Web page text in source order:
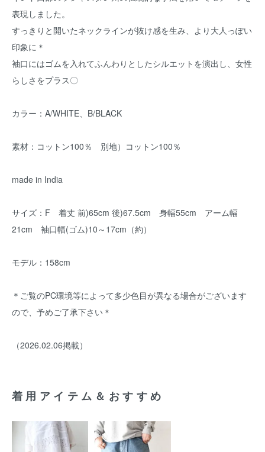
表現しました。
すっきりと開いたネックラインが抜け感を生み、より大人っぽい
印象に＊
袖口にはゴムを入れてふんわりとしたシルエットを演出し、女性
らしさをプラス〇
カラー：A/WHITE、B/BLACK
素材：コットン100％ 別地）コットン100％
made in India
サイズ：F 着丈 前)65cm 後)67.5cm 身幅55cm アーム幅
21cm 袖口幅(ゴム)10～17cm（約）
モデル：158cm
＊ご覧のPC環境等によって多少色目が異なる場合がございます
ので、予めご了承下さい＊
（2026.02.06掲載）
着用アイテム＆おすすめ